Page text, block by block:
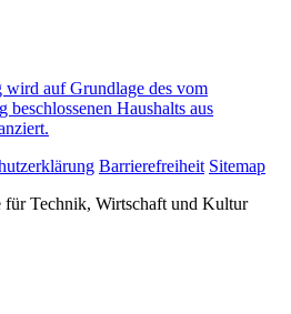
auf Grundlage des vom
beschlossenen Haushalts aus
Barrierefreiheit Sitemap
Technik, Wirtschaft und Kultur